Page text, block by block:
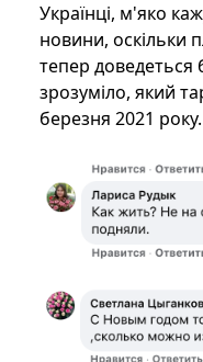
Українці, м'яко
новини, оскільки
тепер доведеться
зрозуміло, який
березня 2021 року.